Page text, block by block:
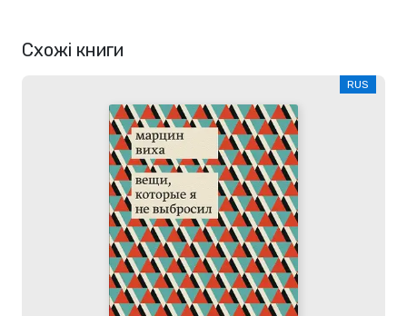
Схожі книги
RUS